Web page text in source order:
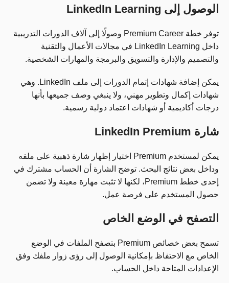
الوصول إلى LinkedIn Learning
توفر خطة Premium Career وصولًا إلى آلاف الدورات التدريبية
داخل LinkedIn Learning في مجالات الأعمال والتقنية
والتصميم والإدارة والتسويق والبرمجة والمهارات الشخصية.
يمكن إضافة شهادات إتمام الدورات إلى ملف LinkedIn. وهي
شهادات إكمال وتطوير مهني، ولا ينبغي وصف جميعها بأنها
درجات أكاديمية أو شهادات اعتماد دولية رسمية.
شارة LinkedIn Premium
يمكن لمستخدم Premium اختيار إظهار شارة ذهبية على ملفه
وداخل بعض نتائج البحث. توضح الشارة أن الحساب مشترك في
إحدى خطط Premium، لكنها لا تثبت مهارة معينة ولا تضمن
حصول المستخدم على فرصة عمل.
التصفح في الوضع الخاص
تسمح بعض خصائص Premium بتصفح الملفات في الوضع
الخاص مع الاحتفاظ بإمكانية الوصول إلى رؤى زوار ملفك وفق
الإعدادات المتاحة داخل الحساب.